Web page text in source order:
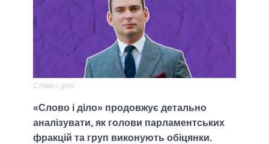
Слово і діло
«Слово і діло» продовжує детально
аналізувати, як голови парламентських
фракцій та груп виконують обіцянки.